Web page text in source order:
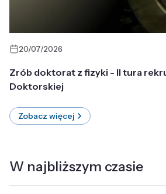
20/07/2026
Zrób doktorat z fizyki - II tura
Doktorskiej
Zobacz więcej
W najbliższym czasie